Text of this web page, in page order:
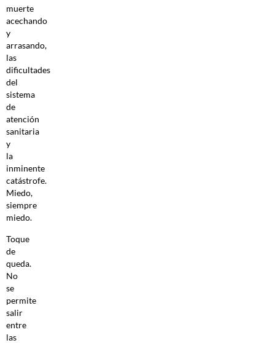
muerte
acechando
y
arrasando,
las
dificultades
del
sistema
de
atención
sanitaria
y
la
inminente
catástrofe.
Miedo,
siempre
miedo.
Toque
de
queda.
No
se
permite
salir
entre
las